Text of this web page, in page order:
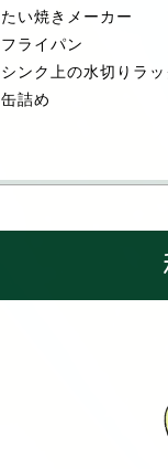
たい焼きメーカー
フライパン
シンク上の水切りラ
缶詰め